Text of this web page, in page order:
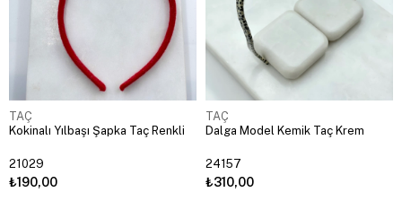
TAÇ
Kokinalı Yılbaşı Şapka Taç Renkli
21029
₺190,00
TAÇ
Dalga Model Kemik Taç Krem
24157
₺310,00